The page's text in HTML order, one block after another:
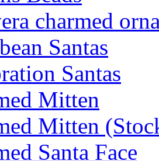
charmed
Santas
Santas
Mitten
Mitten
Santa Face